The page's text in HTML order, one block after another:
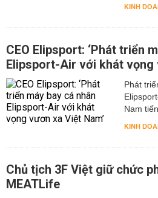
KINH
CEO Elipsport: ‘Phát triển
Elipsport-Air với khát vọng
Phát
Nam
KINH
Chủ tịch 3F Việt giữ chức
MEATLife